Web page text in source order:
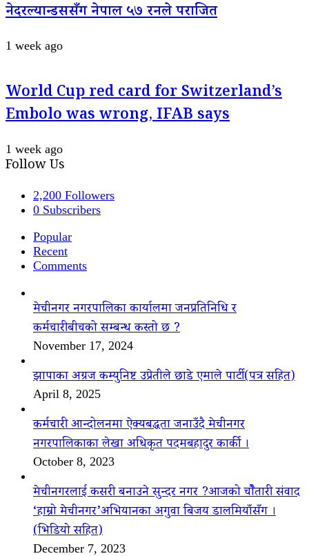
नेदरल्यान्डससँग नेपाल ५७ रनले पराजित
1 week ago
World Cup red card for Switzerland’s
Embolo was wrong, IFAB says
1 week ago
Follow Us
2,200 Followers
0 Subscribers
Popular
Recent
Comments
मेचीनगर नगरपालिका कार्यालमा जनप्रतिनिधि र
कर्मचारीबीचको सम्बन्ध कस्तो छ ?
November 17, 2024
झापाका अग्रज कम्युनिष्ट उप्रेतीले छाडे एमाले पार्टी(पत्र सहित)
April 8, 2025
कर्मचारी आन्दोलनमा ऐक्यबद्धता जनाउँदै मेचीनगर
नगरपालिकाका लेखा अधिकृत पदमबहादुर कार्की ।
October 8, 2023
मेचीनगरलाई कसरी बनाउने सुन्दर नगर ?आजको चौैतारी संवाद
‘हाम्रो मेचीनगर’अभियानका अगुवा बिजय डालमियाँसँग ।
(भिडियो सहित)
December 7, 2023